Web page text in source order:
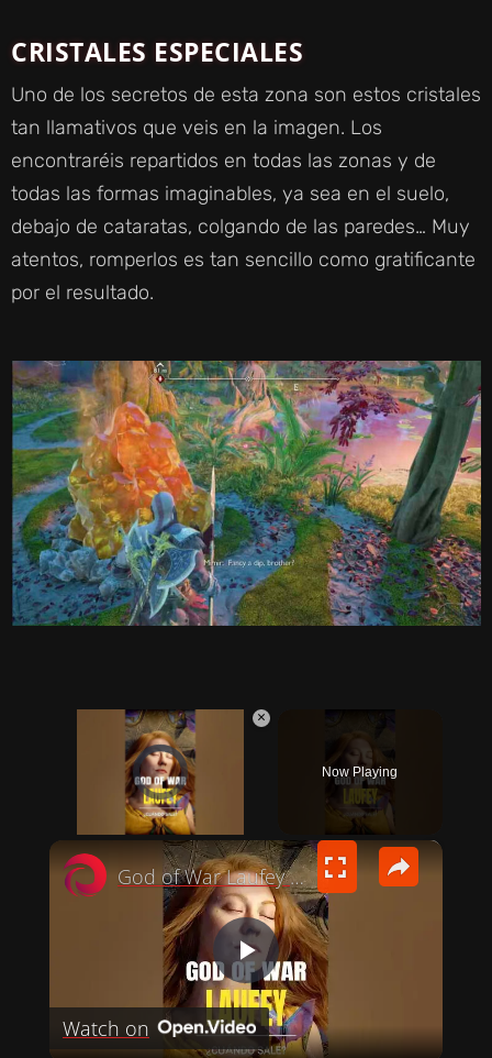
CRISTALES ESPECIALES
Uno de los secretos de esta zona son estos cristales
tan llamativos que veis en la imagen. Los
encontraréis repartidos en todas las zonas y de
todas las formas imaginables, ya sea en el suelo,
debajo de cataratas, colgando de las paredes… Muy
atentos, romperlos es tan sencillo como gratificante
por el resultado.
×
Video Player is loading.
Now Playing
×
P
L
God of War Laufey posible FECHA de LANZAMIENTO en 2027 #videojuegos #godofwarlaufey #godofwar
Watch on